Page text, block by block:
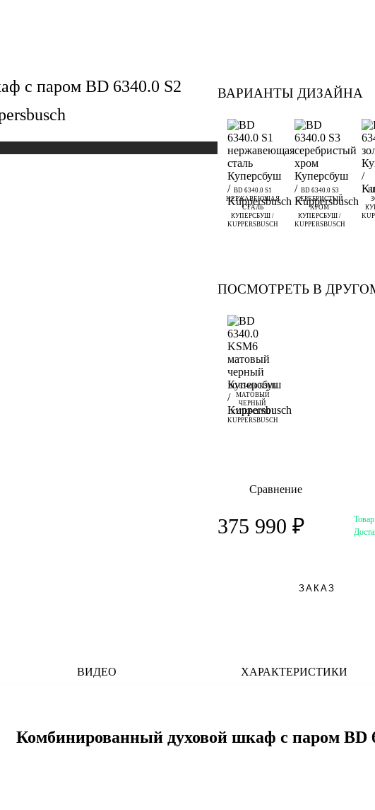
с паром BD 6340.0 S2
ВАРИАНТЫ ДИЗАЙНА
BD 6340.0 S1
НЕРЖАВЕЮЩАЯ
СТАЛЬ
КУПЕРСБУШ /
KUPPERSBUSCH
BD 6340.0 S3
СЕРЕБРИСТЫЙ
ХРОМ
КУПЕРСБУШ /
KUPPERSBUSCH
ПОСМОТРЕТЬ В
BD 6340.0 KSM6
МАТОВЫЙ
ЧЕРНЫЙ
КУПЕРСБУШ /
KUPPERSBUSCH
Сравнение
375 990 ₽
ЗАКАЗ
ВИДЕО ХАРАКТЕРИСТИКИ
Комбинированный духовой шкаф с паром BD